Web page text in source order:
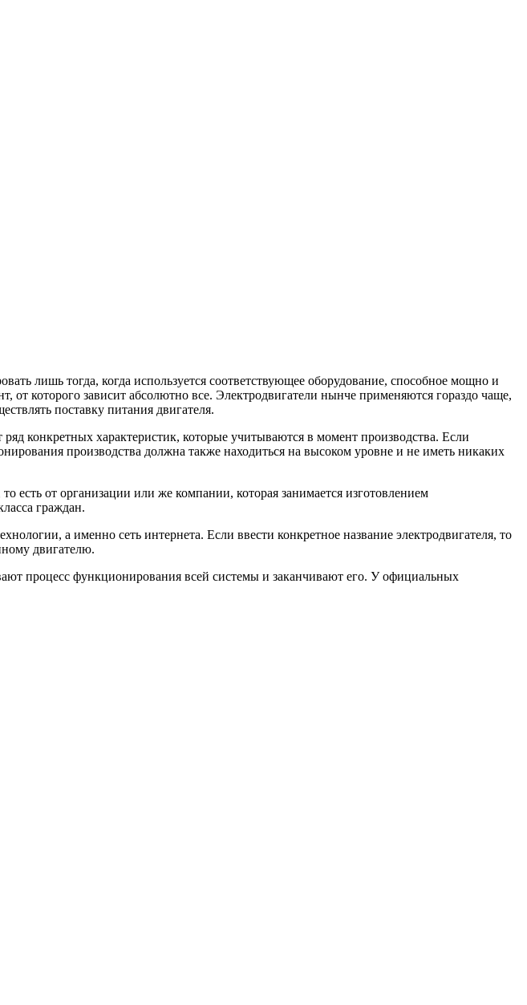
лишь тогда, когда используется соответствующее оборудование, способное мощно и
от которого зависит абсолютно все. Электродвигатели нынче применяются гораздо чаще,
поставку питания двигателя.
конкретных характеристик, которые учитываются в момент производства. Если
производства должна также находиться на высоком уровне и не иметь никаких
есть от организации или же компании, которая занимается изготовлением
граждан.
а именно сеть интернета. Если ввести конкретное название электродвигателя, то
двигателю.
процесс функционирования всей системы и заканчивают его. У официальных